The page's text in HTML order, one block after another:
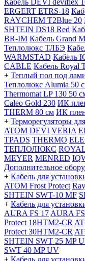
Кабель DEVI deviflex
ERGERT ETRS-18
RAYCHEM T2Blue 20
SHTEIN DS18 Red
BR-IM Кабель Grand
Теплолюкс ТЛБЭ
WARMSTAD Кабель
CABLE Кабель Royal
+ Теплый пол под
Теплолюкс Alumia 50
Thermomat LP 130 50
Caleo Gold 230 ИК
THERM 80 см ИК
+ Терморегуляторы
ATOM DEVI VERIA
TPADS THERMO
ТЕПЛОЛЮКС
MEYER MENRED
Дополнительное
+ Кабель для
ATOM Frost Protect
SHTEIN SWT-10 MF
+ Кабель для
AURA FS 17 AURA
Protect 18HTM2-CR
Protect 30HTM2-CR
SHTEIN SWT 25 MP
SWT 40 MP UV
+ Кабель для